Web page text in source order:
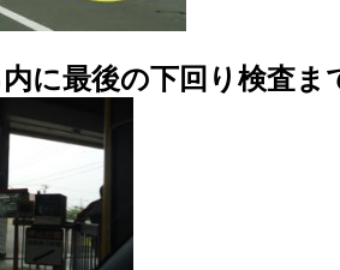
に最後の下回り検査ま